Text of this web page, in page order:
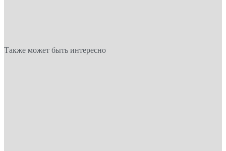
Также может быть интересно